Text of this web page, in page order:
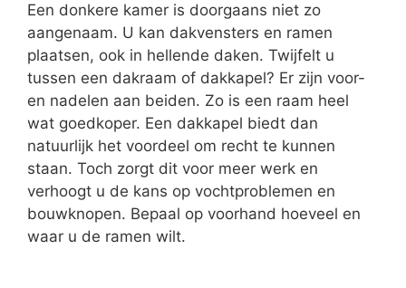
Een donkere kamer is doorgaans niet zo
aangenaam. U kan dakvensters en ramen
plaatsen, ook in hellende daken. Twijfelt u
tussen een dakraam of dakkapel? Er zijn voor-
en nadelen aan beiden. Zo is een raam heel
wat goedkoper. Een dakkapel biedt dan
natuurlijk het voordeel om recht te kunnen
staan. Toch zorgt dit voor meer werk en
verhoogt u de kans op vochtproblemen en
bouwknopen. Bepaal op voorhand hoeveel en
waar u de ramen wilt.